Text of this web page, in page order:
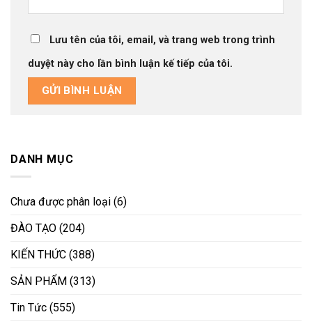
Lưu tên của tôi, email, và trang web trong trình
duyệt này cho lần bình luận kế tiếp của tôi.
DANH MỤC
Chưa được phân loại (6)
ĐÀO TẠO (204)
KIẾN THỨC (388)
SẢN PHẨM (313)
Tin Tức (555)